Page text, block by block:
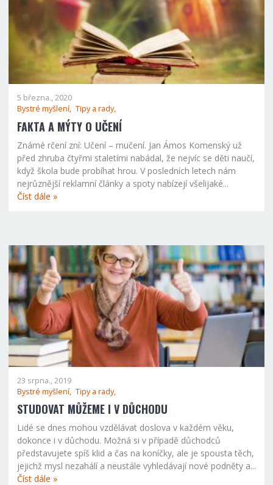
5 března., 2020
Bystré myšlení, Tipy a rady,
FAKTA A MÝTY O UČENÍ
Známé rčení zní: Učení – mučení. Jan Ámos Komenský už
před zhruba čtyřmi staletími nabádal, že nejvíc se děti naučí,
když škola bude probíhat hrou. V posledních letech nám
nejrůznější reklamní články a spoty nabízejí všelijaké...
Číst dále »
23 srpna., 2019
Bystré myšlení, Tipy a rady,
STUDOVAT MŮŽEME I V DŮCHODU
Lidé se dnes mohou vzdělávat doslova v každém věku,
dokonce i v důchodu. Možná si v případě důchodců
představujete spíš klid a čas na koníčky, ale je spousta těch,
jejichž mysl nezahálí a neustále vyhledávají nové podněty a...
Číst dále »